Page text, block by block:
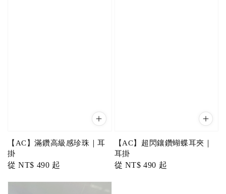
【AC】滿鑽高級感珍珠｜耳
掛
Regular
從NT$ 490 起
【AC】超閃鑲鑽蝴蝶耳夾｜
耳掛
Regular
從 NT$ 490 起